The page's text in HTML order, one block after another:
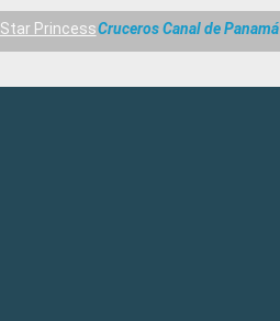
Star PrincessCruceros Canal de Panamá